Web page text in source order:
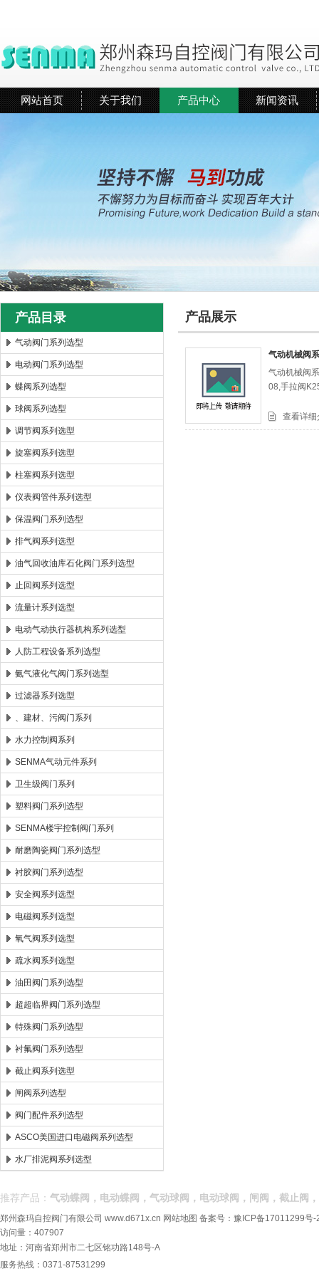
郑州森玛自控阀门有限公司
网站首页 关于我们 产品中心 新闻资讯
产品目录
气动阀门系列选型
电动阀门系列选型
蝶阀系列选型
球阀系列选型
调节阀系列选型
旋塞阀系列选型
柱塞阀系列选型
仪表阀管件系列选型
保温阀门系列选型
排气阀系列选型
油气回收油库石化阀门系列选型
止回阀系列选型
流量计系列选型
电动气动执行器机构系列选型
人防工程设备系列选型
氨气液化气阀门系列选型
过滤器系列选型
、建材、污阀门系列
水力控制阀系列
SENMA气动元件系列
卫生级阀门系列
塑料阀门系列选型
SENMA楼宇控制阀门系列
耐磨陶瓷阀门系列选型
衬胶阀门系列选型
安全阀系列选型
电磁阀系列选型
氧气阀系列选型
疏水阀系列选型
油田阀门系列选型
超超临界阀门系列选型
特殊阀门系列选型
衬氟阀门系列选型
截止阀系列选型
闸阀系列选型
阀门配件系列选型
ASCO美国进口电磁阀系列选型
水厂排泥阀系列选型
产品展示
气动机械阀
气动机械阀
08,手拉阀
查看详细
推荐产品： 气动蝶阀，电动蝶阀，气动球阀，电动球阀，闸阀，截止阀
郑州森玛自控阀门有限公司 www.d671x.cn 网站地图 备案号： 豫ICP备17011299号-
访问量：407907
地址：河南省郑州市二七区铭功路148号-A
服务热线：0371-87531299